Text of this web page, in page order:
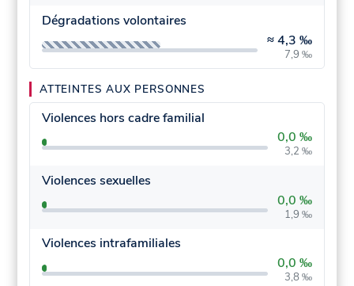
Dégradations volontaires
≈4,3 ‰
7,9 ‰
ATTEINTES AUX PERSONNES
Violences hors cadre familial
0,0 ‰
3,2 ‰
Violences sexuelles
0,0 ‰
1,9 ‰
Violences intrafamiliales
0,0 ‰
3,8 ‰